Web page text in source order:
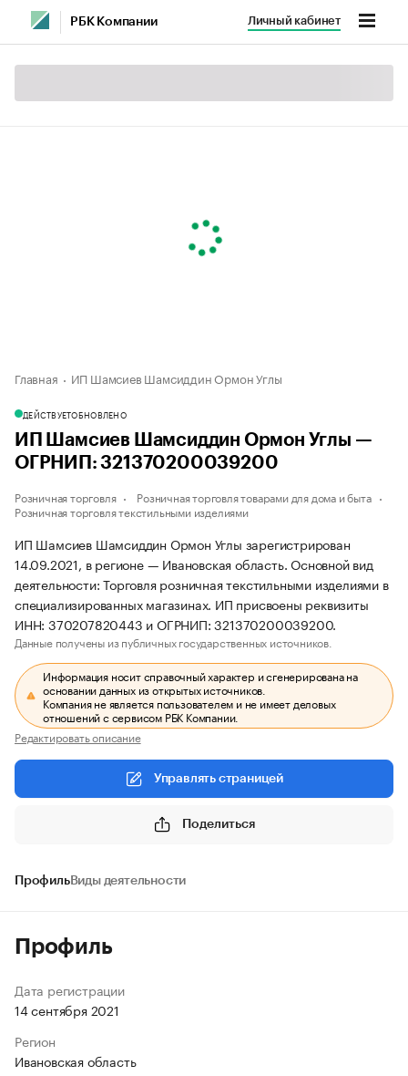
РБК Компании Личный кабинет
Главная ИП Шамсиев Шамсиддин Ормон Углы
ДЕЙСТВУЕТОБНОВЛЕНО
ИП Шамсиев Шамсиддин Ормон Углы —
ОГРНИП: 321370200039200
Розничная торговля
Розничная торговля товарами для дома и быта
Розничная торговля текстильными изделиями
ИП Шамсиев Шамсиддин Ормон Углы зарегистрирован
14.09.2021, в регионе — Ивановская область. Основной вид
деятельности: Торговля розничная текстильными изделиями в
специализированных магазинах. ИП присвоены реквизиты
ИНН: 370207820443 и ОГРНИП: 321370200039200.
Данные получены из публичных государственных источников.
Информация носит справочный характер и сгенерирована на
основании данных из открытых источников.
Компания не является пользователем и не имеет деловых
отношений с сервисом РБК Компании.
Редактировать описание
Управлять страницей
Поделиться
ПрофильВиды деятельности
Профиль
Дата регистрации
14 сентября 2021
Регион
Ивановская область